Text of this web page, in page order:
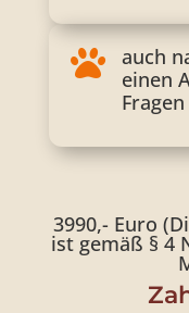

auch
einen
Fragen
3990,- Euro
ist gemäß § 4